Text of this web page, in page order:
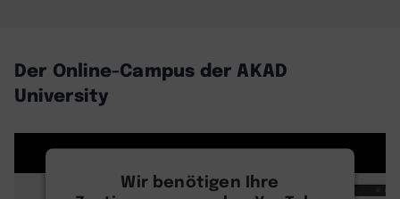
Wir benötigen Ihre
Der Online-Campus der AKAD
University